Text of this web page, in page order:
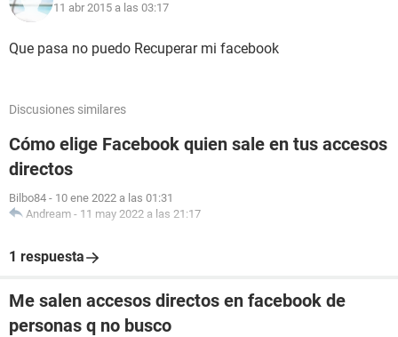
11 abr 2015 a las 03:17
Que pasa no puedo Recuperar mi facebook
Discusiones similares
Cómo elige Facebook quien sale en tus accesos
directos
Bilbo84 - 10 ene 2022 a las 01:31
Andream - 11 may 2022 a las 21:17
1 respuesta
Me salen accesos directos en facebook de
personas q no busco